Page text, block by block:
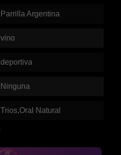
Parrilla Argentina
vino
deportiva
Ninguna
Trios,Oral Natural